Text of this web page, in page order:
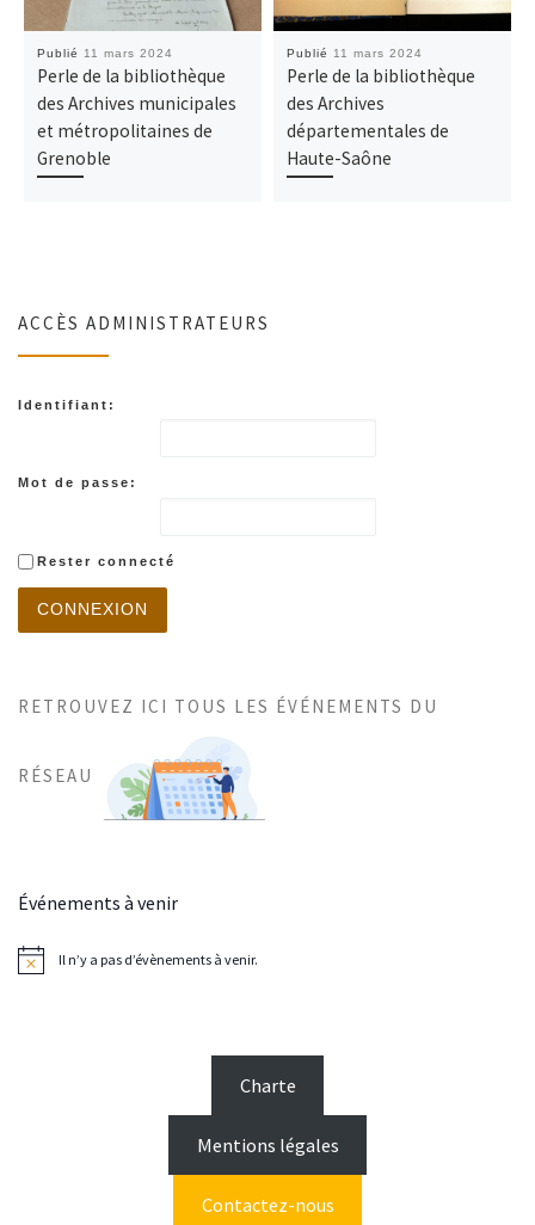
Publié 11 mars 2024
Perle de la bibliothèque
des Archives municipales
et métropolitaines de
Grenoble
Publié 11 mars 2024
Perle de la bibliothèque
des Archives
départementales de
Haute-Saône
ACCÈS ADMINISTRATEURS
Identifiant:
Mot de passe:
Rester connecté
CONNEXION
RETROUVEZ ICI TOUS LES ÉVÉNEMENTS DU
RÉSEAU
Événements à venir
Il n’y a pas d’évènements à venir.
Charte
Mentions légales
Contactez-nous